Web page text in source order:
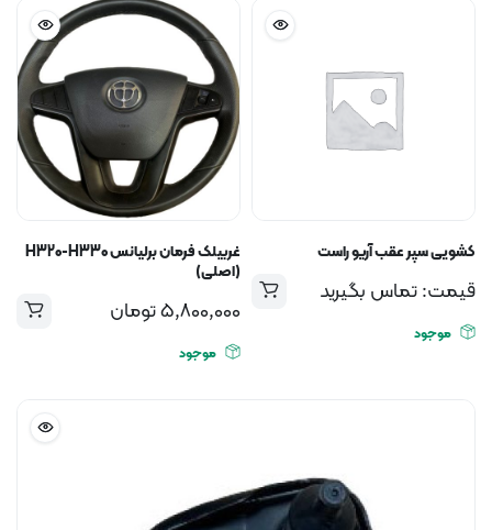
کشویی سپر عقب آریو راست
قیمت: تماس بگیرید
موجود
غربیلک فرمان برلیانس H320-H330
(اصلی)
5,800,000تومان
موجود